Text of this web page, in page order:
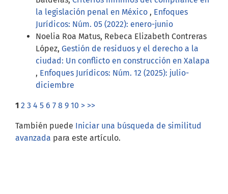
la legislación penal en México , Enfoques
Jurídicos: Núm. 05 (2022): enero-junio
Noelia Roa Matus, Rebeca Elizabeth Contreras
López, Gestión de residuos y el derecho a la
ciudad: Un conflicto en construcción en Xalapa
, Enfoques Jurídicos: Núm. 12 (2025): julio-
diciembre
1 2 3 4 5 6 7 8 9 10 > >>
También puede Iniciar una búsqueda de similitud
avanzada para este artículo.